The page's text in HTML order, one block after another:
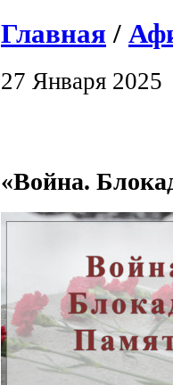
Главная /
27 Января 2025
«Война.